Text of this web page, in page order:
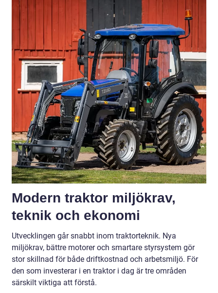
Modern traktor miljökrav,
teknik och ekonomi
Utvecklingen går snabbt inom traktorteknik. Nya
miljökrav, bättre motorer och smartare styrsystem gör
stor skillnad för både driftkostnad och arbetsmiljö. För
den som investerar i en traktor i dag är tre områden
särskilt viktiga att förstå.